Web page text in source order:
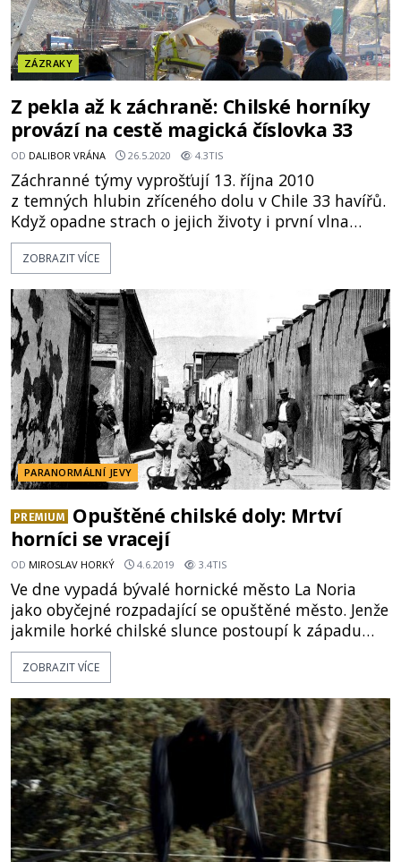
ZÁZRAKY
Z pekla až k záchraně: Chilské horníky
provází na cestě magická číslovka 33
OD DALIBOR VRÁNA 26.5.2020 4.3TIS
Záchranné týmy vyprošťují 13. října 2010
z temných hlubin zříceného dolu v Chile 33 havířů.
Když opadne strach o jejich životy i první vlna
nadšení, začnou si lidé všímat toho, že příběhem
z hlubin se jako červená nit táhne číslo 33. Rodiny
přímluva u Bo
ZOBRAZIT VÍCE
PARANORMÁLNÍ JEVY
PREMIUM
Opuštěné chilské doly: Mrtví
horníci se vracejí
OD MIROSLAV HORKÝ 4.6.2019 3.4TIS
Ve dne vypadá bývalé hornické město La Noria
jako obyčejné rozpadající se opuštěné město. Jenže
jakmile horké chilské slunce postoupí k západu
a začne padat soumrak, dostane tohle místo
úplně nový rozměr. Pod rouškou tmy se zde
v chilských dolech můžeme i dnes v novinách číst
hodně negativního. I nyní jsou zde úmrtí téměř na
denním pořádku a desítky mrtvý
ZOBRAZIT VÍCE